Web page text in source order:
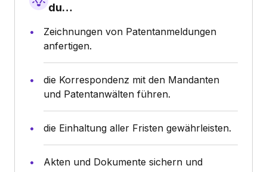
du…
Zeichnungen von Patentanmeldungen
anfertigen.
die Korrespondenz mit den Mandanten
und Patentanwälten führen.
die Einhaltung aller Fristen gewährleisten.
Akten und Dokumente sichern und